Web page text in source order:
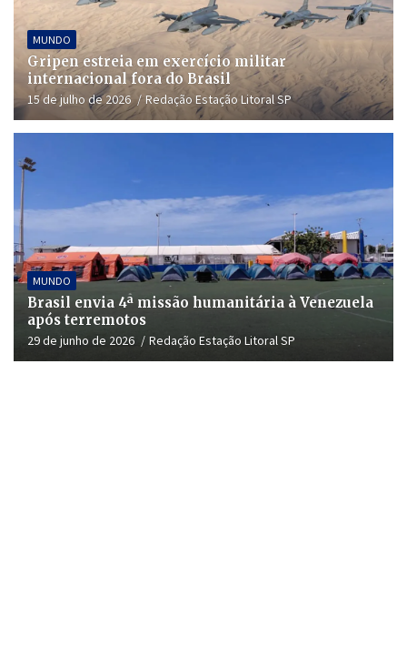
MUNDO
Gripen estreia em exercício militar
internacional fora do Brasil
15 de julho de 2026 Redação Estação Litoral SP
MUNDO
Brasil envia 4ª missão humanitária à Venezuela
após terremotos
29 de junho de 2026 Redação Estação Litoral SP